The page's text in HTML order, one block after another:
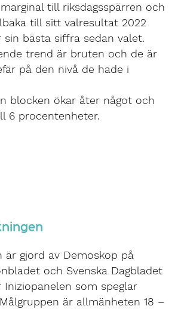
till riksdagsspärren och
till sitt valresultat 2022
sin bästa siffra sedan valet.
trend är bruten och de är
på den nivå de hade i
blocken ökar åter något och
6 procentenheter.
är gjord av Demoskop på
och Svenska Dagbladet
som speglar
är allmänheten 18 –